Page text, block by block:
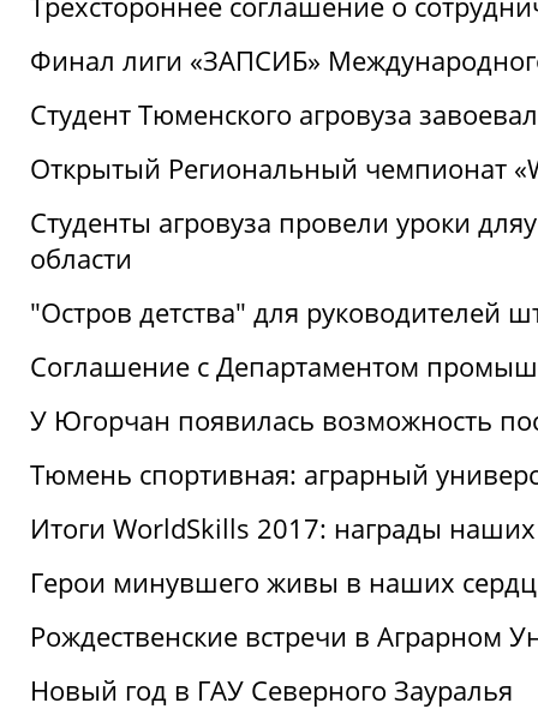
Финал лиги «ЗАПСИБ»
Студент Тюменского агровуза
Открытый Региональный чемпионат
Студенты агровуза провели уроки
области
"Остров детства" для руководителей
Соглашение с Департаментом
У Югорчан появилась возможность
Тюмень спортивная: аграрный
Итоги WorldSkills 2017: награды наших
Герои минувшего живы в наших
Рождественские встречи в Аграрном
Новый год в ГАУ Северного Зауралья